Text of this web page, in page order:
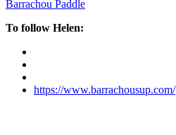
Barrachou Paddle
To follow Helen:
https://www.barrachousup.com/